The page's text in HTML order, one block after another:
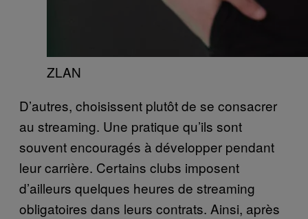
ZLAN
D’autres, choisissent plutôt de se consacrer
au streaming. Une pratique qu’ils sont
souvent encouragés à développer pendant
leur carrière. Certains clubs imposent
d’ailleurs quelques heures de streaming
obligatoires dans leurs contrats. Ainsi, après